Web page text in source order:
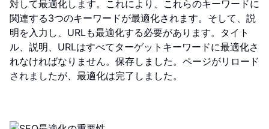
対して最適化します。これにより、これらのキーワードに
関連する3つのキーワードが最適化されます。そして、説
明を入力し、URLも最適化する必要があります。タイト
ル、説明、URLはすべてターゲットキーワードに最適化さ
れなければなりません。保存しました。ページがリロード
されましたが、最適化は完了しました。